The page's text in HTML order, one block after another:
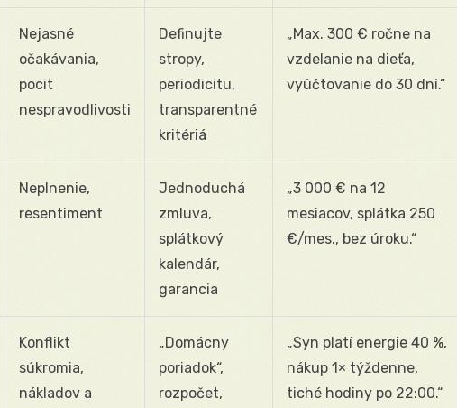
Nejasné
očakávania,
pocit
nespravodlivosti
Definujte
stropy,
periodicitu,
transparentné
kritériá
„Max. 300 € ročne na
vzdelanie na dieťa,
vyúčtovanie do 30 dní.“
Neplnenie,
resentiment
Jednoduchá
zmluva,
splátkový
kalendár,
garancia
„3 000 € na 12
mesiacov, splátka 250
€/mes., bez úroku.“
Konflikt
súkromia,
nákladov a
„Domácny
poriadok“,
rozpočet,
„Syn platí energie 40 %,
nákup 1× týždenne,
tiché hodiny po 22:00.“